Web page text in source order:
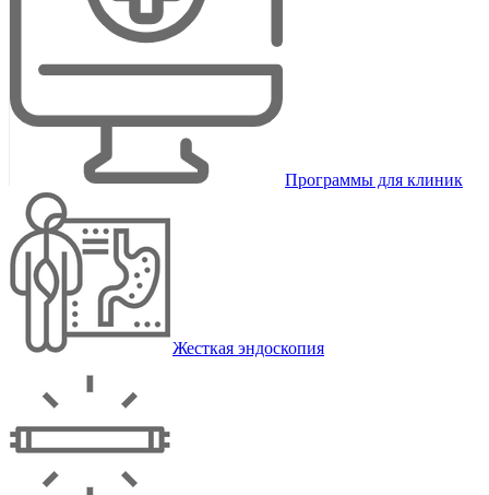
Программы для клиник
Жесткая эндоскопия